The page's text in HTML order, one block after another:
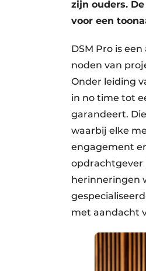
zijn ouders.
voor een
DSM Pro is
noden van
Onder leiding
in no time tot
garandeert.
waarbij elke
engagement
opdrachtgever
herinneringen
met aandacht